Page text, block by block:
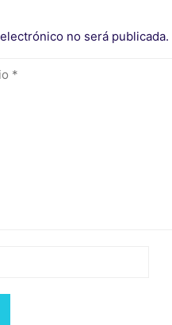
no será publicada.